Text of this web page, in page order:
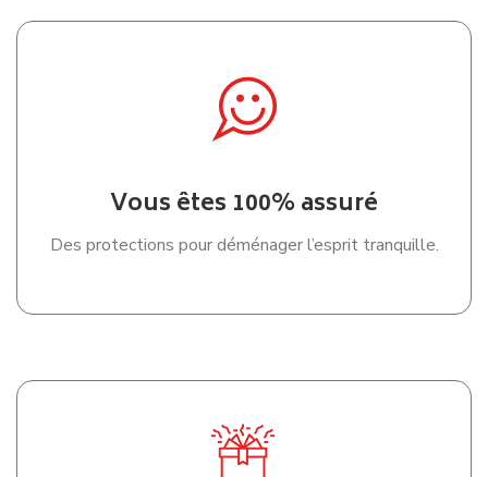
Vous êtes 100% assuré
Des protections pour déménager l’esprit tranquille.